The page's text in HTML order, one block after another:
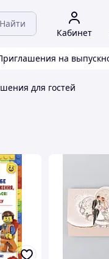
Найти
Кабинет
на
для гостей